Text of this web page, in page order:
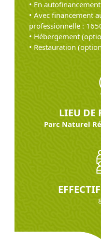
• En
• Avec financement
professionnelle :
• Hébergement
• Restauration
LIEU DE
Parc Naturel